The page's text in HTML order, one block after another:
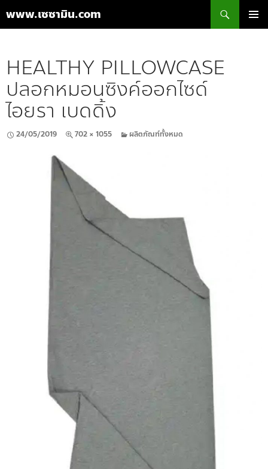
www.เซซามิน.com
เนื้อหา
HEALTHY PILLOWCASE
ปลอกหมอนซิงค์ออกไซด์
ไอยรา เบดดิ้ง
24/05/2019 702 × 1055 ผลิตภัณฑ์ทั้งหมด